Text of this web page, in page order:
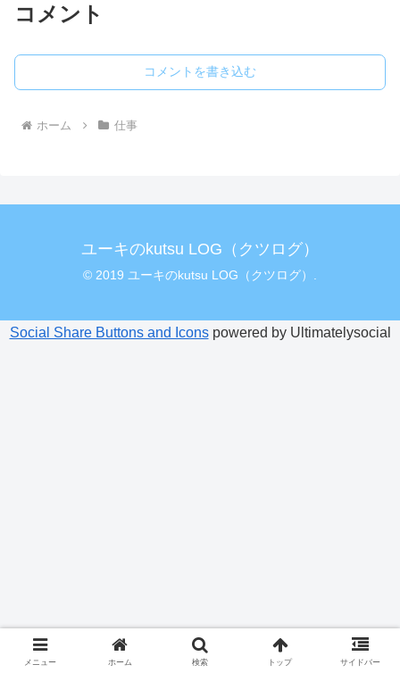
コメント
コメントを書き込む
ホーム 仕事
ユーキのkutsu LOG（クツログ）
© 2019 ユーキのkutsu LOG（クツログ）.
メニュー ホーム 検索 トップ サイドバー
Social Share Buttons and Iconspowered by Ultimatelysocial